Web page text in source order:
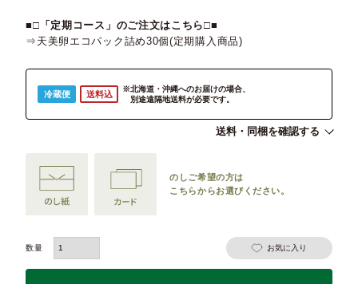
■□ 「定期コース」のご注文はこちら□■
⇒ 天美卵エコパック詰め30個(定期購入商品)
冷蔵便 送料込
※北海道・沖縄へのお届けの場合、
別途遠隔地送料が必要です。
送料・同梱を確認する
のしご希望の方は
こちらからお選びください。
お気に入り